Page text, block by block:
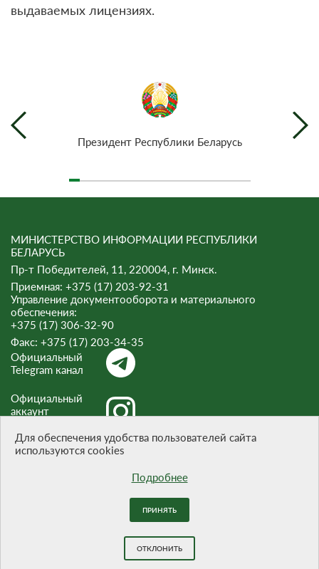
выдаваемых лицензиях.
Президент Республики Беларусь
МИНИСТЕРСТВО ИНФОРМАЦИИ РЕСПУБЛИКИ
БЕЛАРУСЬ
Пр-т Победителей, 11, 220004, г. Минск.
Приемная: +375 (17) 203-92-31
Управление документооборота и материального
обеспечения:
+375 (17) 306-32-90
Факс: +375 (17) 203-34-35
Официальный
Telegram канал
Официальный
аккаунт
Официальный
При цитировании материалов ссылка на сайт обязательна.
БЕЛТА
Для обеспечения удобства пользователей сайта
используются cookies
Подробнее
ПРИНЯТЬ
ОТКЛОНИТЬ